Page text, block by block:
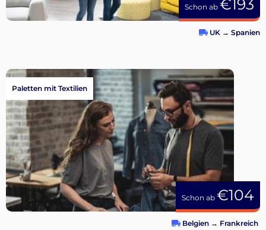
Schon ab €193
UK → Spanien
Schon ab €104
Paletten mit Textilien
Belgien → Frankreich